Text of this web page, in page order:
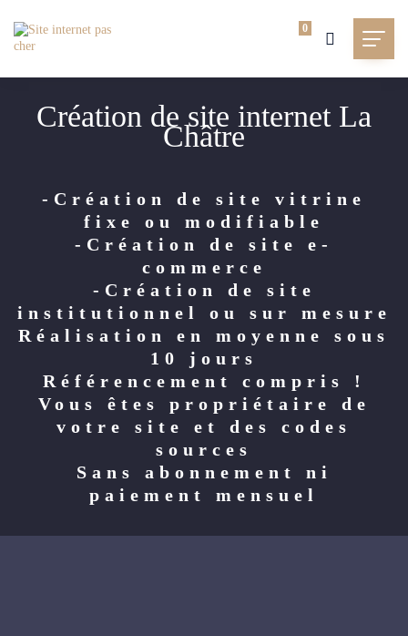
0
Création de site internet La
Châtre
-Création de site vitrine
fixe ou modifiable
-Création de site e-
commerce
-Création de site
institutionnel ou sur mesure
Réalisation en moyenne sous
10 jours
Référencement compris !
Vous êtes propriétaire de
votre site et des codes
sources
Sans abonnement ni
paiement mensuel